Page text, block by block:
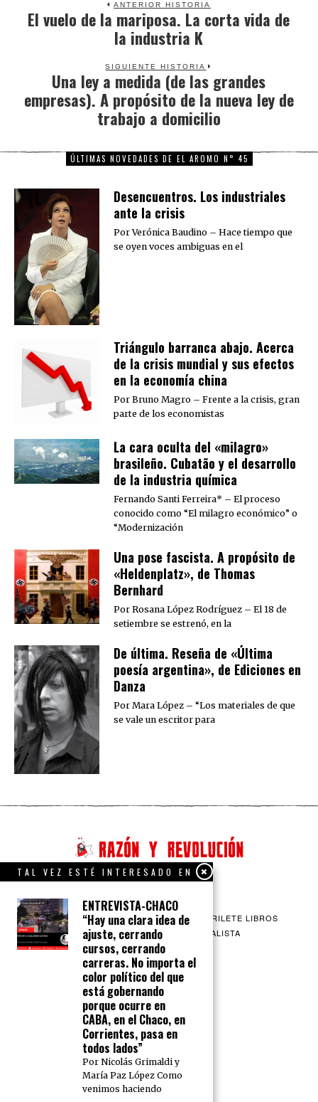
ANTERIOR HISTORIA
Previous
post:
El vuelo de la mariposa. La corta vida de
la industria K
SIGUIENTE HISTORIA
Next
post:
Una ley a medida (de las grandes
empresas). A propósito de la nueva ley de
trabajo a domicilio
ÚLTIMAS NOVEDADES DE EL AROMO N° 45
Desencuentros. Los industriales
ante la crisis
Por Verónica Baudino – Hace tiempo que
se oyen voces ambiguas en el
Triángulo barranca abajo. Acerca
de la crisis mundial y sus efectos
en la economía china
Por Bruno Magro – Frente a la crisis, gran
parte de los economistas
La cara oculta del «milagro»
brasileño. Cubatão y el desarrollo
de la industria química
Fernando Santi Ferreira* – El proceso
conocido como “El milagro económico” o
“Modernización
Una pose fascista. A propósito de
«Heldenplatz», de Thomas
Bernhard
Por Rosana López Rodríguez – El 18 de
setiembre se estrenó, en la
De última. Reseña de «Última
poesía argentina», de Ediciones en
Danza
Por Mara López – “Los materiales de que
se vale un escritor para
QUIENES SOMOS CONTACTO
BARRILETE LIBROS
CEICS
ENGLISH VÍA SOCIALISTA
TAL VEZ ESTÉ INTERESADO EN
ENTREVISTA-CHACO
“Hay una clara idea de
ajuste, cerrando
cursos, cerrando
carreras. No importa el
color político del que
está gobernando
porque ocurre en
CABA, en el Chaco, en
Corrientes, pasa en
todos lados”
Por Nicolás Grimaldi y
María Paz López Como
venimos haciendo